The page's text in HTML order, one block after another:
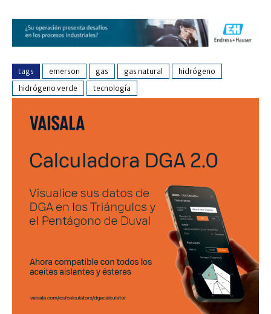
tags emerson gas gas natural
hidrógeno
hidrógeno verde
tecnología